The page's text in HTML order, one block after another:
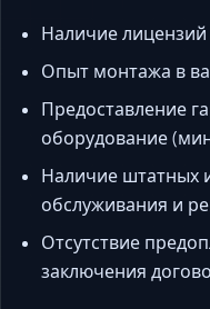
Наличие
Опыт монтажа в
Предоставление
оборудование
Наличие штатных
обслуживания и
Отсутствие
заключения